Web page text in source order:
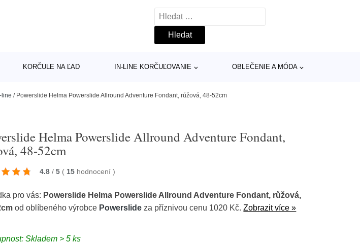
Vyhledávání
KORČULE NA ĽAD IN-LINE KORČUĽOVANIE OBLEČENIE A MÓDA
line / Powerslide Helma Powerslide Allround Adventure Fondant, růžová, 48-52cm
Helma Powerslide Allround Adventure Fondant,
48-52cm
4.8 / 5 ( 15 hodnocení)
pro vás: Powerslide Helma Powerslide Allround Adventure Fondant, růžová,
od oblíbeného výrobce Powerslide za příznivou cenu 1020 Kč.Zobrazit více »
Skladem > 5 ks